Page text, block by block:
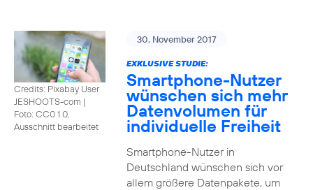
Credits: Pixabay User
JESHOOTS-com |
Foto: CC0 1.0,
Ausschnitt bearbeitet
30. November 2017
EXKLUSIVE STUDIE:
Smartphone-Nutzer
wünschen sich mehr
Datenvolumen für
individuelle Freiheit
Smartphone-Nutzer in
Deutschland wünschen sich vor
allem größere Datenpakete, um